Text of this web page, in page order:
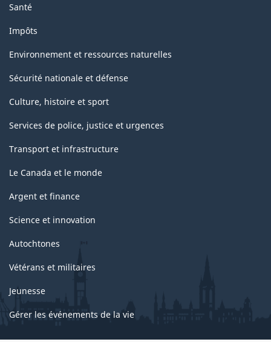
Santé
Impôts
Environnement et ressources naturelles
Sécurité nationale et défense
Culture, histoire et sport
Services de police, justice et urgences
Transport et infrastructure
Le Canada et le monde
Argent et finance
Science et innovation
Autochtones
Vétérans et militaires
Jeunesse
Gérer les événements de la vie